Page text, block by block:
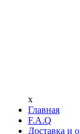
x
Главная
F.A.Q
Доставка и